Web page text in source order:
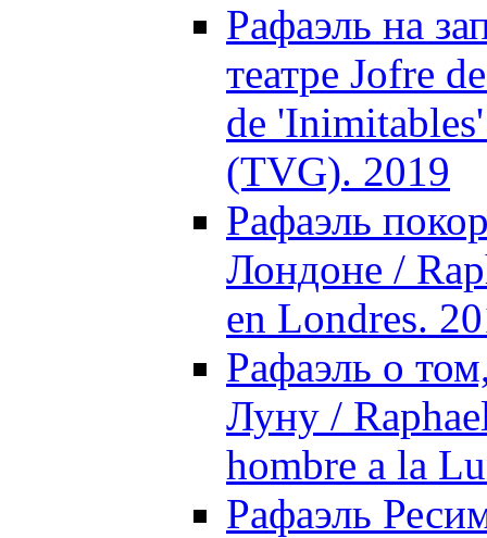
Рафаэль на
театре Jofre
de
(TVG). 2019
Рафаэль
Лондоне /
en Londres.
Рафаэль о
Луну /
hombre a la
Рафаэль